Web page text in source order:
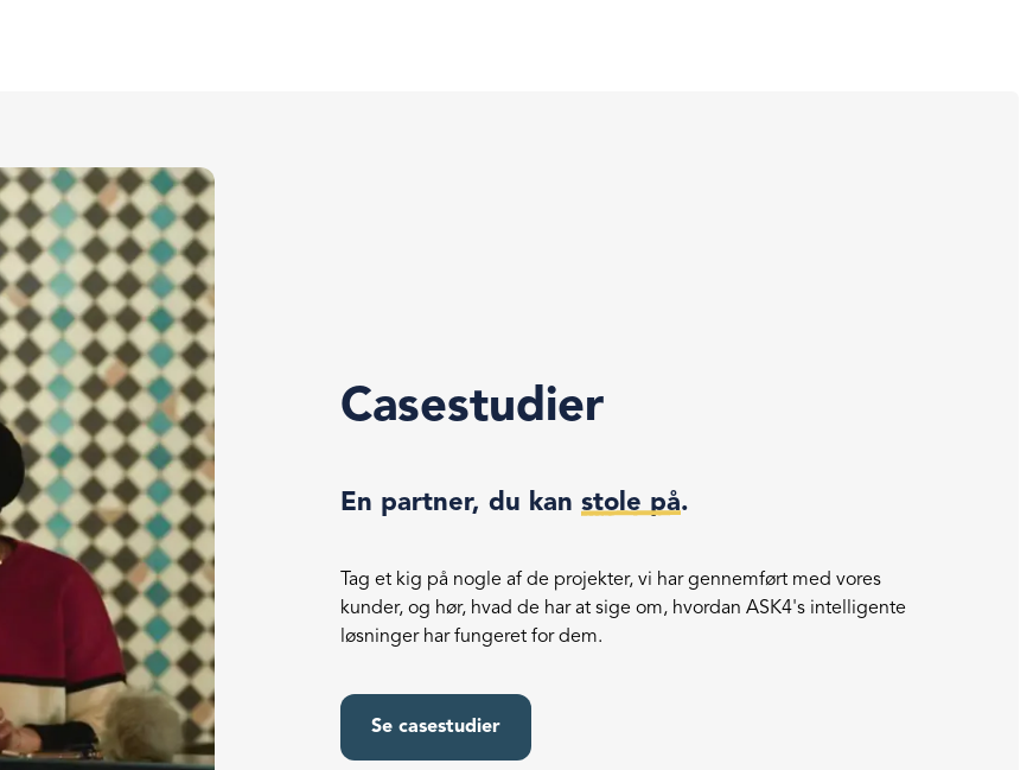
Casestudier
En partner, du kan stole på.
Tag et kig på nogle af de projekter, vi har gennemført med vores
kunder, og hør, hvad de har at sige om, hvordan ASK4's intelligente
løsninger har fungeret for dem.
Se casestudier